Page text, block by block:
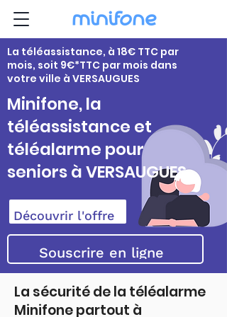
La téléassistance, à 18€ TTC par
mois, soit 9€*TTC par mois dans
votre ville à VERSAUGUES
Minifone, la
téléassistance et
téléalarme pour
seniors à VERSAUGUES
Découvrir l'offre
Souscrire en ligne
La sécurité de la téléalarme
Minifone partout à